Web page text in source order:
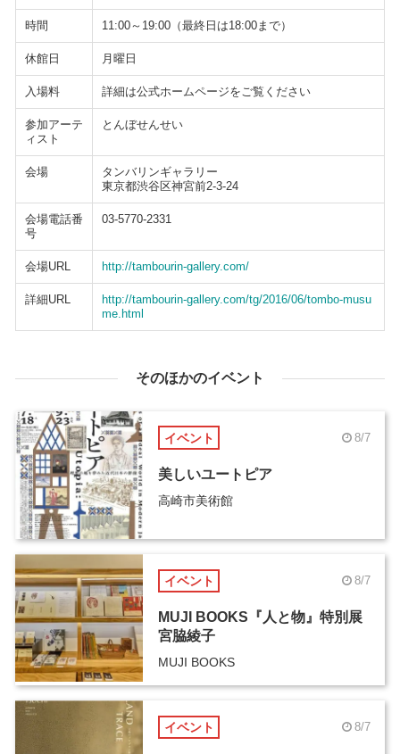
時間 11:00～19:00（最終日は18:00まで）
休館日 月曜日
入場料 詳細は公式ホームページをご覧ください
参加アーテ
ィスト
とんぼせんせい
会場
タンバリンギャラリー
東京都渋谷区神宮前2-3-24
会場電話番
号
03-5770-2331
会場URL http://tambourin-gallery.com/
詳細URL
http://tambourin-gallery.com/tg/2016/06/tombo-musu
me.html
そのほかのイベント
イベント 8/7
美しいユートピア
高崎市美術館
イベント 8/7
MUJI BOOKS『人と物』特別展
宮脇綾子
MUJI BOOKS
イベント 8/7